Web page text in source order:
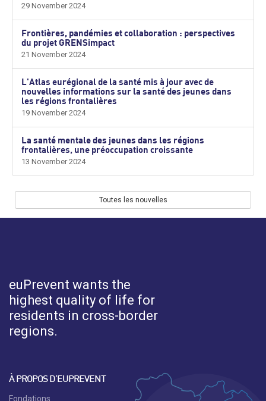
29 November 2024
Frontières, pandémies et collaboration : perspectives
du projet GRENSimpact
21 November 2024
L'Atlas eurégional de la santé mis à jour avec de
nouvelles informations sur la santé des jeunes dans
les régions frontalières
19 November 2024
La santé mentale des jeunes dans les régions
frontalières, une préoccupation croissante
13 November 2024
Toutes les nouvelles
euPrevent wants the
highest quality of life for
residents in cross-border
regions.
À PROPOS D’EUPREVENT
Fondations